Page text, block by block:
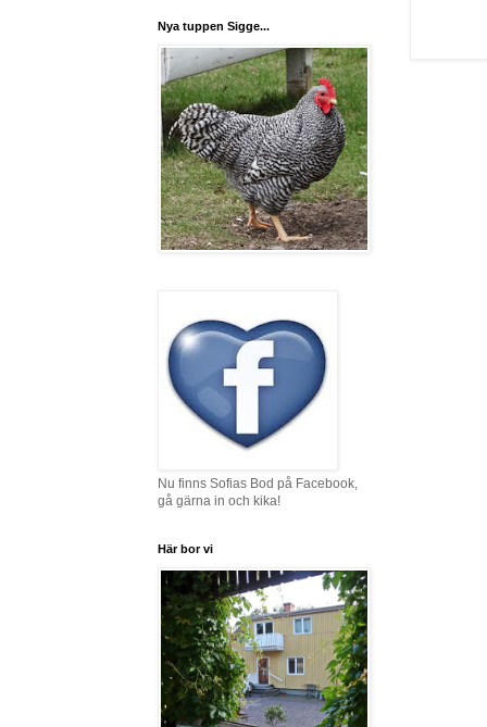
Nya tuppen Sigge...
Nu finns Sofias Bod på Facebook,
gå gärna in och kika!
Här bor vi